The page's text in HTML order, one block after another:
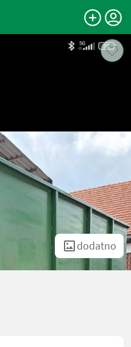
dodatno